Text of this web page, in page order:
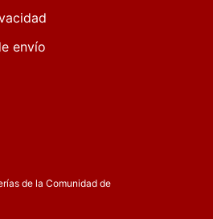
envío
de la Comunidad de